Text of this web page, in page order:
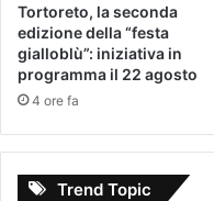
Tortoreto, la seconda
edizione della “festa
gialloblù”: iniziativa in
programma il 22 agosto
4 ore fa
Trend Topic